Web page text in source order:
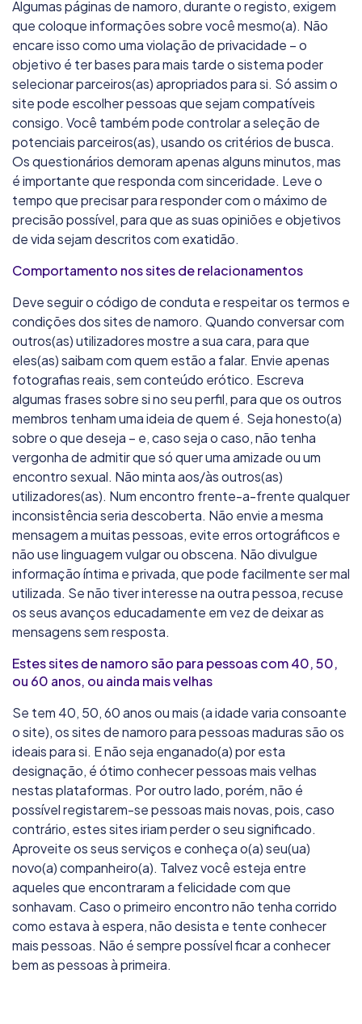
Algumas páginas de namoro, durante o registo, exigem
que coloque informações sobre você mesmo(a). Não
encare isso como uma violação de privacidade – o
objetivo é ter bases para mais tarde o sistema poder
selecionar parceiros(as) apropriados para si. Só assim o
site pode escolher pessoas que sejam compatíveis
consigo. Você também pode controlar a seleção de
potenciais parceiros(as), usando os critérios de busca.
Os questionários demoram apenas alguns minutos, mas
é importante que responda com sinceridade. Leve o
tempo que precisar para responder com o máximo de
precisão possível, para que as suas opiniões e objetivos
de vida sejam descritos com exatidão.
Comportamento nos sites de relacionamentos
Deve seguir o código de conduta e respeitar os termos e
condições dos sites de namoro. Quando conversar com
outros(as) utilizadores mostre a sua cara, para que
eles(as) saibam com quem estão a falar. Envie apenas
fotografias reais, sem conteúdo erótico. Escreva
algumas frases sobre si no seu perfil, para que os outros
membros tenham uma ideia de quem é. Seja honesto(a)
sobre o que deseja – e, caso seja o caso, não tenha
vergonha de admitir que só quer uma amizade ou um
encontro sexual. Não minta aos/às outros(as)
utilizadores(as). Num encontro frente-a-frente qualquer
inconsistência seria descoberta. Não envie a mesma
mensagem a muitas pessoas, evite erros ortográficos e
não use linguagem vulgar ou obscena. Não divulgue
informação íntima e privada, que pode facilmente ser mal
utilizada. Se não tiver interesse na outra pessoa, recuse
os seus avanços educadamente em vez de deixar as
mensagens sem resposta.
Estes sites de namoro são para pessoas com 40, 50,
ou 60 anos, ou ainda mais velhas
Se tem 40, 50, 60 anos ou mais (a idade varia consoante
o site), os sites de namoro para pessoas maduras são os
ideais para si. E não seja enganado(a) por esta
designação, é ótimo conhecer pessoas mais velhas
nestas plataformas. Por outro lado, porém, não é
possível registarem-se pessoas mais novas, pois, caso
contrário, estes sites iriam perder o seu significado.
Aproveite os seus serviços e conheça o(a) seu(ua)
novo(a) companheiro(a). Talvez você esteja entre
aqueles que encontraram a felicidade com que
sonhavam. Caso o primeiro encontro não tenha corrido
como estava à espera, não desista e tente conhecer
mais pessoas. Não é sempre possível ficar a conhecer
bem as pessoas à primeira.